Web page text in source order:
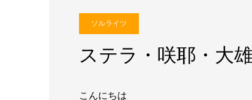
ソルライツ
ステラ・咲耶・大
こんにちは